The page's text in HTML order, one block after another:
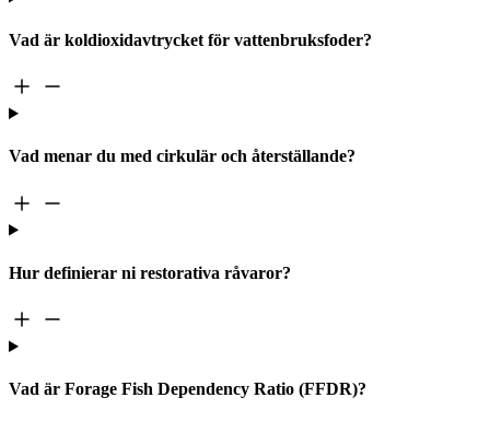
Vad är koldioxidavtrycket för vattenbruksfoder?
Vad menar du med cirkulär och återställande?
Hur definierar ni restorativa råvaror?
Vad är Forage Fish Dependency Ratio (FFDR)?